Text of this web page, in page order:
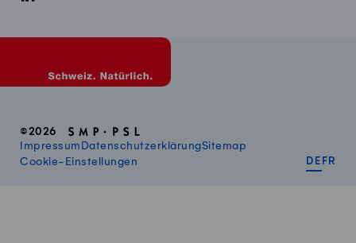
©2026
Impressum DatenschutzerklärungSitemap
Cookie-Einstellungen
DE FR